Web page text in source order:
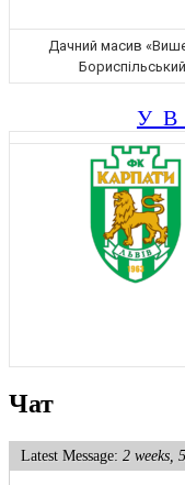
Дачний масив
Чат
Latest Message: 2 weeks,